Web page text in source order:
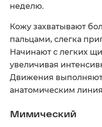
неделю.
Кожу захватывают
пальцами, слегка
Начинают с легких
увеличивая
Движения
анатомическим
Мимический